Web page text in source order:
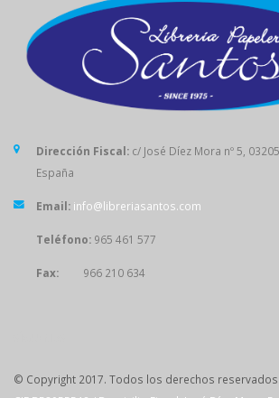
Dirección Fiscal: c/ José Díez Mora nº 5,
España
Email: info@libreriasantos.com
Teléfono: 965 461 577
Fax: 966 210 634
© Copyright 2017. Todos los derechos